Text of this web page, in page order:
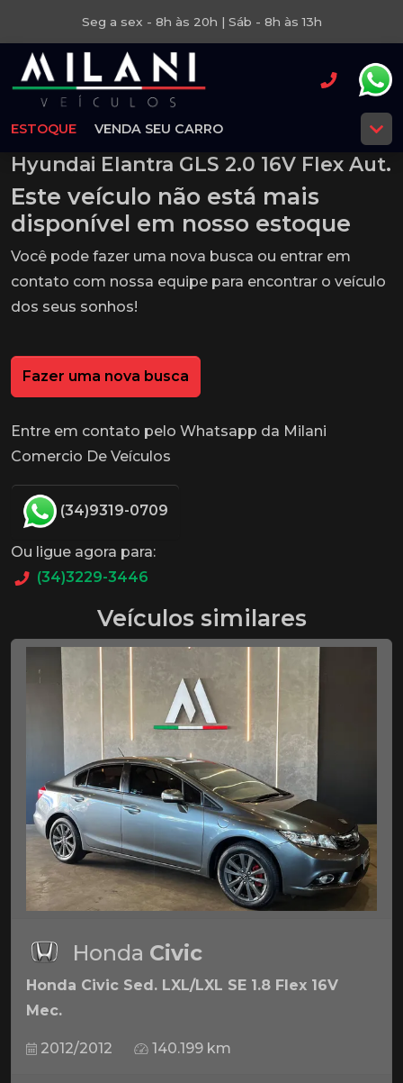
Seg a sex - 8h às 20h | Sáb - 8h às 13h
ESTOQUE VENDA SEU CARRO
Hyundai Elantra GLS 2.0 16V Flex Aut.
Este veículo não está mais
disponível em nosso estoque
Você pode fazer uma nova busca ou entrar em
contato com nossa equipe para encontrar o veículo
dos seus sonhos!
Fazer uma nova busca
Entre em contato pelo Whatsapp da Milani
Comercio De Veículos
(34)9319-0709
Ou ligue agora para:
(34)3229-3446
Veículos similares
Honda Civic
Honda Civic Sed. LXL/LXL SE 1.8 Flex 16V
Mec.
2012/2012 140.199 km